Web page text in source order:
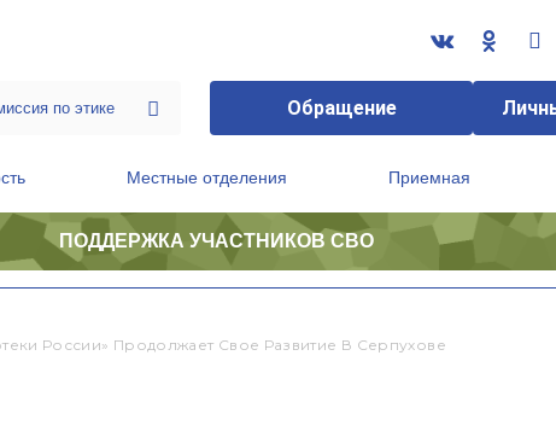
Обращение
Местные отделения Приемная
ПОДДЕРЖКА УЧАСТНИКОВ СВО
России» Продолжает Свое Развитие В Серпухове